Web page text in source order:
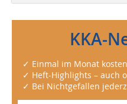
KKA-
✓ Einmal im Monat
✓ Heft-Highlights – auch
✓ Bei Nichtgefallen